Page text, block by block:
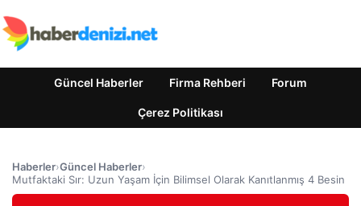
Güncel Haberler Firma Rehberi Forum
Çerez Politikası
Haberler›Güncel Haberler›
Mutfaktaki Sır: Uzun Yaşam İçin Bilimsel Olarak Kanıtlanmış 4 Besin